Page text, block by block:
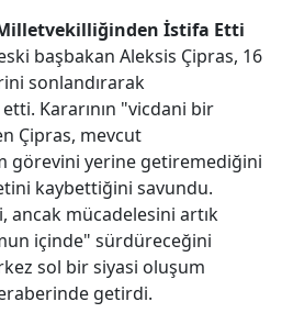
İstifa Etti
başbakan Aleksis Çipras, 16
sonlandırarak
Kararının "vicdani bir
Çipras, mevcut
görevini yerine getiremediğini
kaybettiğini savundu.
ancak mücadelesini artık
içinde" sürdüreceğini
sol bir siyasi oluşum
getirdi.